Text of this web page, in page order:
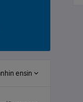
ensin